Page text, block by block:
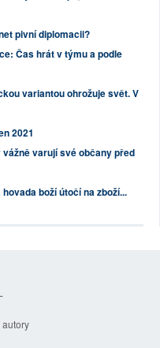
pivní diplomacii?
Čas hrát v týmu a podle
variantou ohrožuje svět. V
2021
varují své občany před
boží útočí na zboží...
autory